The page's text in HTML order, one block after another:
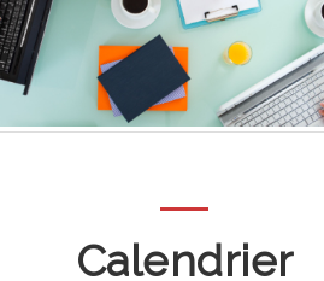
Calendrier